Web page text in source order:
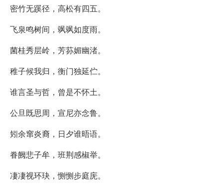
密竹无蹊径，高松有四五。
飞泉鸣树间，飒飒如度雨。
菌桂秀层岭，芳荪媚幽渚。
稚子候我归，衡门独延伫。
谁言圣与哲，曾是不怀土。
公旦既思周，宣尼亦念鲁。
矧余窜炎裔，日夕谁晤语。
眷阙悲子牟，班荆感椒举。
凄凄视环玦，恻恻步庭庑。